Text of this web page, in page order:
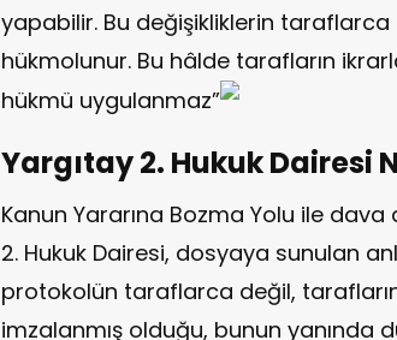
yapabilir. Bu değişikliklerin
hükmolunur. Bu hâlde tarafların
hükmü uygulanmaz”
Yargıtay 2. Hukuk Dairesi
Kanun Yararına Bozma Yolu ile
2. Hukuk Dairesi, dosyaya sunulan
protokolün taraflarca değil,
imzalanmış olduğu, bunun yanında